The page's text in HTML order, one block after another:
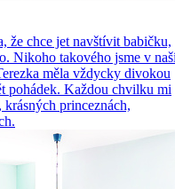
že chce jet navštívit babičku,
Nikoho takového jsme v
měla vždycky divokou
pohádek. Každou chvilku mi
princeznách,